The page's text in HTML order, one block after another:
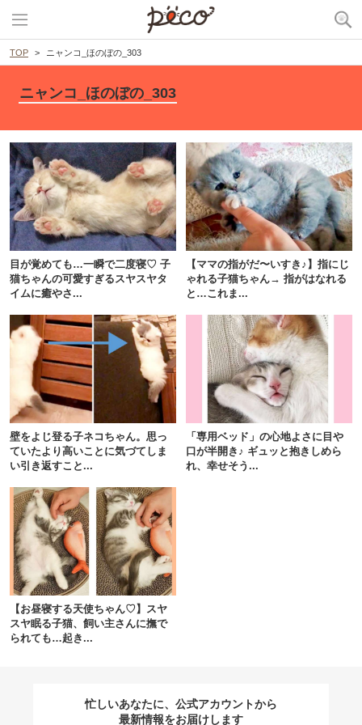
TOP ニャンコ_ほのぼの_303
ニャンコ_ほのぼの_303
目が覚めても…一瞬で二度寝♡ 子
猫ちゃんの可愛すぎるスヤスヤタ
イムに癒やさ...
【ママの指がだ〜いすき♪】指にじ
ゃれる子猫ちゃん→ 指がはなれる
と…これま...
壁をよじ登る子ネコちゃん。思っ
ていたより高いことに気づてしま
い引き返すこと...
「専用ベッド」の心地よさに目や
口が半開き♪ ギュッと抱きしめら
れ、幸せそう...
【お昼寝する天使ちゃん♡】スヤ
スヤ眠る子猫、飼い主さんに撫で
られても…起き...
忙しいあなたに、公式アカウントから
最新情報をお届けします
閉じる
pecodogs
いぬ部をフォロー
アプリで開く
アプリをダウンロードする